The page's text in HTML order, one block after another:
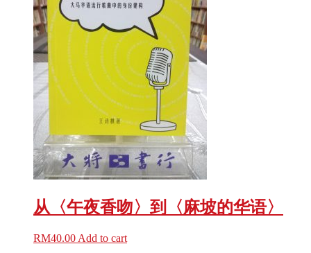
从〈午夜香吻〉到〈麻坡的华语〉
RM40.00 Add to cart